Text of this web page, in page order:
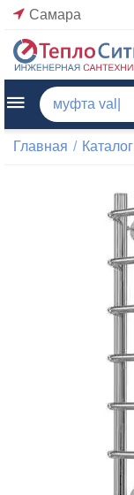
Самара
Главная / Каталог